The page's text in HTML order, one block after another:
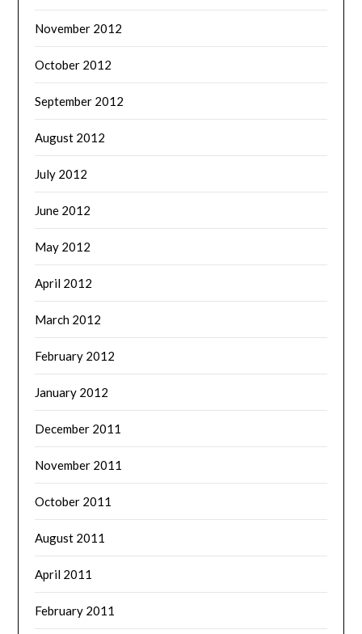
November 2012
October 2012
September 2012
August 2012
July 2012
June 2012
May 2012
April 2012
March 2012
February 2012
January 2012
December 2011
November 2011
October 2011
August 2011
April 2011
February 2011